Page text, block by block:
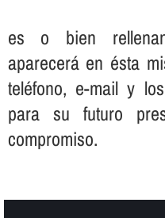
es o bien
aparecerá en ésta
teléfono, e-mail y
para su futuro
compromiso.